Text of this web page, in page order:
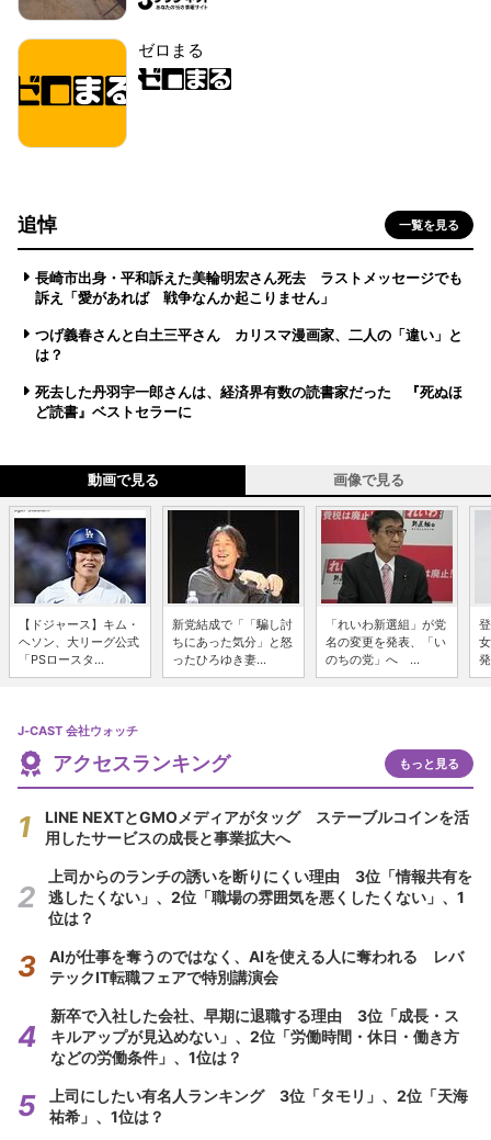
ゼロまる
追悼 一覧を見る
長崎市出身・平和訴えた美輪明宏さん死去 ラストメッセージでも
訴え「愛があれば 戦争なんか起こりません」
つげ義春さんと白土三平さん カリスマ漫画家、二人の「違い」と
は？
死去した丹羽宇一郎さんは、経済界有数の読書家だった 『死ぬほ
ど読書』ベストセラーに
動画で見る 画像で見る
【ドジャース】キム・
ヘソン、大リーグ公式
「PSロースタ...
新党結成で「「騙し討
ちにあった気分」と怒
ったひろゆき妻...
「れいわ新選組」が党
名の変更を発表、「い
のちの党」へ ...
J-CAST 会社ウォッチ
アクセスランキング もっと見る
LINE NEXTとGMOメディアがタッグ ステーブルコインを活
用したサービスの成長と事業拡大へ
上司からのランチの誘いを断りにくい理由 3位「情報共有を
逃したくない」、2位「職場の雰囲気を悪くしたくない」、1
位は？
AIが仕事を奪うのではなく、AIを使える人に奪われる レバ
テックIT転職フェアで特別講演会
新卒で入社した会社、早期に退職する理由 3位「成長・ス
キルアップが見込めない」、2位「労働時間・休日・働き方
などの労働条件」、1位は？
上司にしたい有名人ランキング 3位「タモリ」、2位「天海
祐希」、1位は？